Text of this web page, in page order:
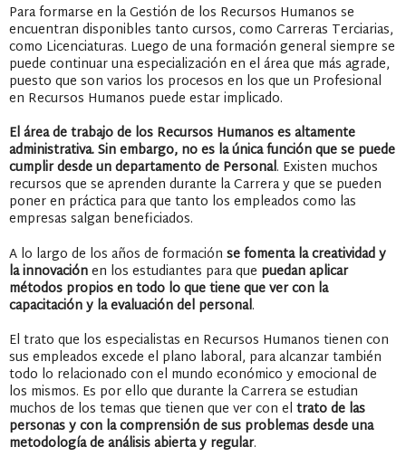
Para formarse en la Gestión de los Recursos Humanos se
encuentran disponibles tanto cursos, como Carreras Terciarias,
como Licenciaturas. Luego de una formación general siempre se
puede continuar una especialización en el área que más agrade,
puesto que son varios los procesos en los que un Profesional
en Recursos Humanos puede estar implicado.
El área de trabajo de los Recursos Humanos es altamente
administrativa. Sin embargo, no es la única función que se puede
cumplir desde un departamento de Personal. Existen muchos
recursos que se aprenden durante la Carrera y que se pueden
poner en práctica para que tanto los empleados como las
empresas salgan beneficiados.
A lo largo de los años de formación se fomenta la creatividad y
la innovaciónen los estudiantes para que puedan aplicar
métodos propios en todo lo que tiene que ver con la
capacitación y la evaluación del personal.
El trato que los especialistas en Recursos Humanos tienen con
sus empleados excede el plano laboral, para alcanzar también
todo lo relacionado con el mundo económico y emocional de
los mismos. Es por ello que durante la Carrera se estudian
muchos de los temas que tienen que ver con el trato de las
personas y con la comprensión de sus problemas desde una
metodología de análisis abierta y regular.